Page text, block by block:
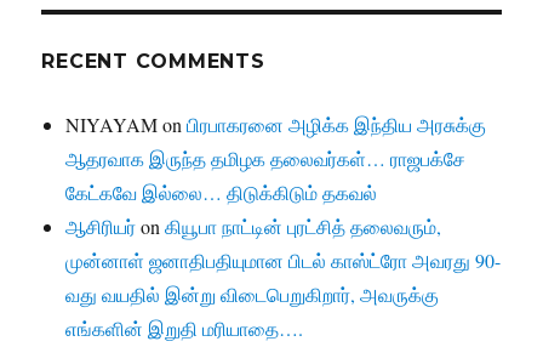
RECENT COMMENTS
NIYAYAMonபிரபாகரனை அழிக்க இந்திய அரசுக்கு
ஆதரவாக இருந்த தமிழக தலைவர்கள்… ராஜபக்சே
கேட்கவே இல்லை… திடுக்கிடும் தகவல்
ஆசிரியர்onகியூபா நாட்டின் புரட்சித் தலைவரும்,
முன்னாள் ஜனாதிபதியுமான பிடல் காஸ்ட்ரோ அவரது 90-
வது வயதில் இன்று விடைபெறுகிறார், அவருக்கு
எங்களின் இறுதி மரியாதை….